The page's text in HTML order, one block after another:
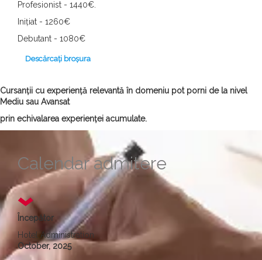
Profesionist - 1440€.
Inițiat - 1260€
Debutant - 1080€
Descărcați broșura
Cursanții cu experiență relevantă în domeniu pot porni de la nivel
Mediu sau Avansat
prin echivalarea experienței acumulate.
Calendar admitere
Începător
Hotel Administration
October, 2025